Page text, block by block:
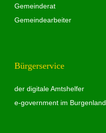
Gemeinderat
Gemeindearbeiter
Bürgerservice
der digitale Amtshelfer
e-government im Burgenland